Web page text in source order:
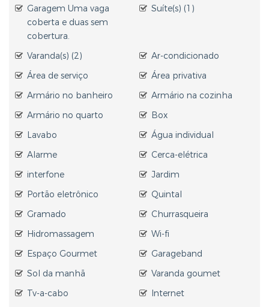
Garagem Uma vaga
coberta e duas sem
cobertura.
Suíte(s) (1)
Varanda(s) (2)
Ar-condicionado
Área de serviço
Área privativa
Armário no banheiro
Armário na cozinha
Armário no quarto
Box
Lavabo
Água individual
Alarme
Cerca-elétrica
interfone
Jardim
Portão eletrônico
Quintal
Gramado
Churrasqueira
Hidromassagem
Wi-fi
Espaço Gourmet
Garageband
Sol da manhã
Varanda goumet
Tv-a-cabo
Internet